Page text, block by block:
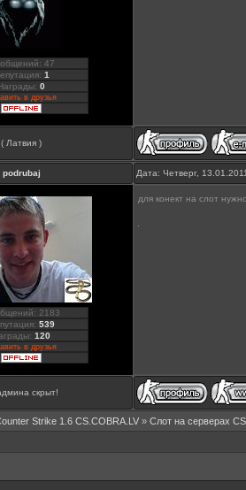
47
1
Награды:0
в друзья
( Латвия )
podrubaj Дата: Четверг,
2183
539
120
в друзья
для конект на слот
скрыт!
Strike 1.6 CS.COBRA.LV » Слот на серверах